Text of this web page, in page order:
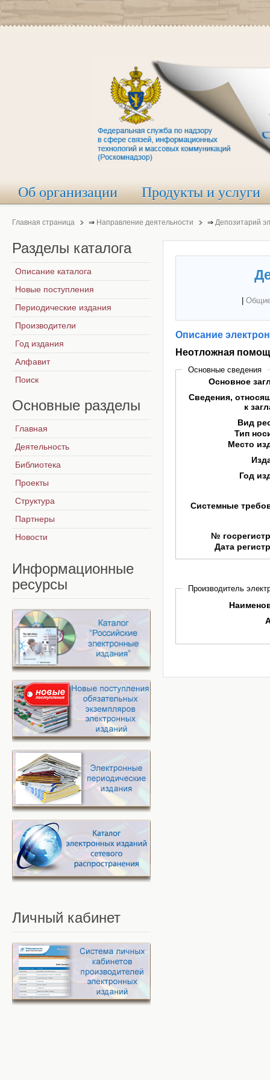
Об организации Продукты и услуги
Главная страница ⇒ Направление деятельности ⇒ Депозитарий
Описание
Неотложная
Основные сведения
Основное
Сведения,
к
Вид
Тип
Место
Год
Системные
№
Дата
Производитель
Разделы каталога
Описание каталога
Новые поступления
Периодические издания
Производители
Год издания
Алфавит
Поиск
Основные разделы
Главная
Деятельность
Библиотека
Проекты
Структура
Партнеры
Новости
Информационные
ресурсы
Личный кабинет